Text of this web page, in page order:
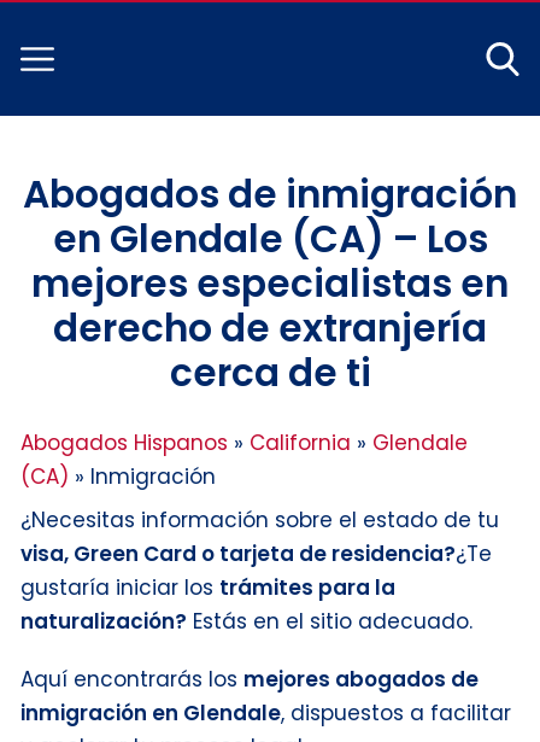
Abogados de inmigración
en Glendale (CA) – Los
mejores especialistas en
derecho de extranjería
cerca de ti
Abogados Hispanos » California » Glendale
(CA) » Inmigración
¿Necesitas información sobre el estado de tu
visa, Green Card o tarjeta de residencia?¿Te
gustaría iniciar los trámites para la
naturalización? Estás en el sitio adecuado.
Aquí encontrarás los mejores abogados de
inmigración en Glendale, dispuestos a facilitar